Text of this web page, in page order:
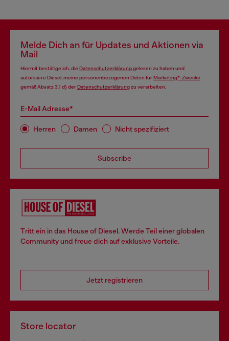
Melde Dich an für Updates und Aktionen via
Mail
Hiermit bestätige ich, die Datenschutzerklärunggelesen zu haben und
autorisiere Diesel, meine personenbezogenen Daten fürMarketing*-Zwecke
gemäß Absatz 3.1 d) derDatenschutzerklärungzu verarbeiten.
E-Mail Adresse*
Herren Damen Nicht spezifiziert
Subscribe
Tritt ein in das House of Diesel. Werde Teil einer globalen
Community und freue dich auf exklusive Vorteile.
Jetzt registrieren
Store locator